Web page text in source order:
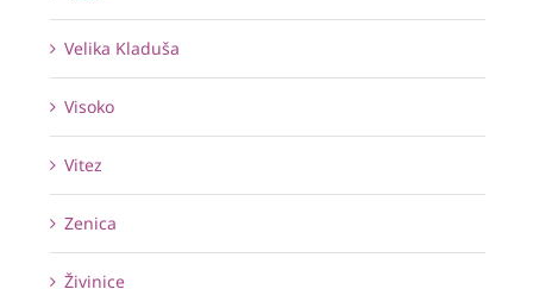
Velika Kladuša
Visoko
Vitez
Zenica
Živinice